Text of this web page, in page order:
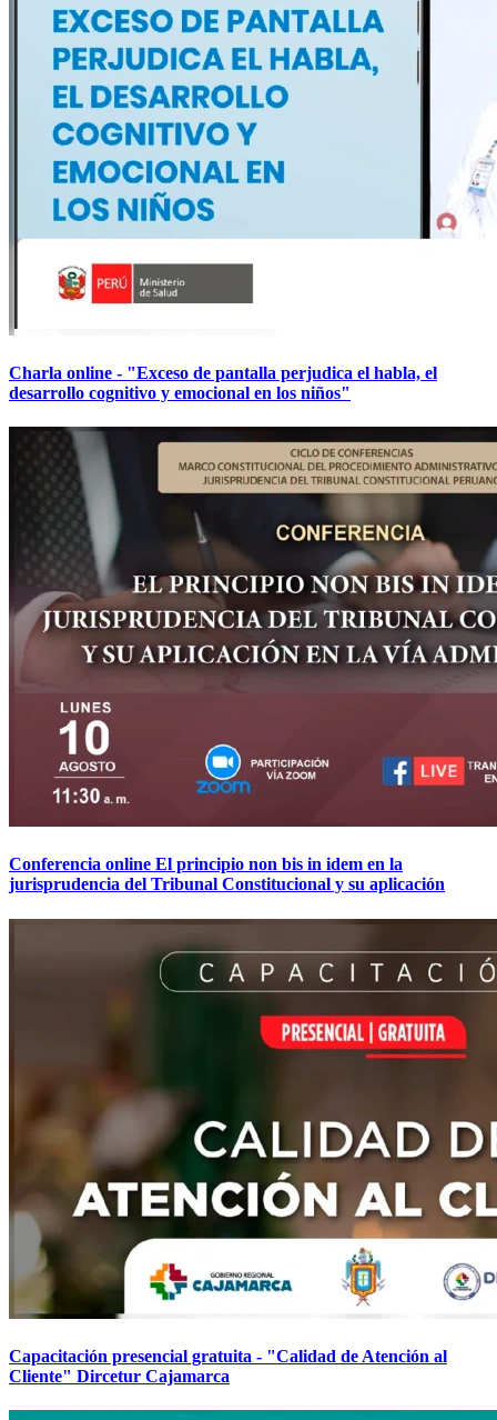
Charla online - "Exceso de pantalla perjudica el habla, el
desarrollo cognitivo y emocional en los niños"
Conferencia online El principio non bis in idem en la
jurisprudencia del Tribunal Constitucional y su aplicación
Capacitación presencial gratuita - "Calidad de Atención al
Cliente" Dircetur Cajamarca